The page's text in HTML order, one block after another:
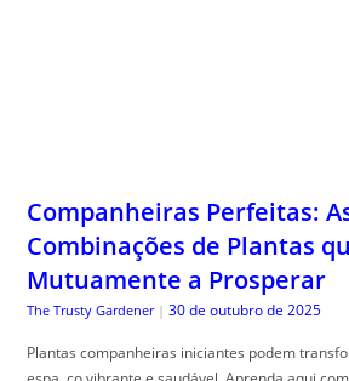
Companheiras Perfeitas:
Combinações de Plantas
Mutuamente a Prosperar
The Trusty Gardener | 30 de outubro de 2025
Plantas companheiras iniciantes podem